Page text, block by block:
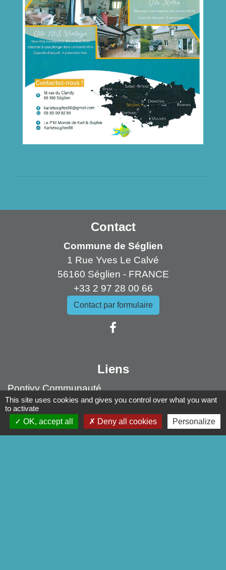
Contact
Commune de Séglien
1 Rue Yves Le Calvé
56160 Séglien - FRANCE
+33 2 97 28 00 66
Contact par formulaire
Liens
Pontivy Communauté
Conseil départemental
Région Bretagne
Préfecture du Morbihan
This site uses cookies and gives you control over what you want
to activate
OK, accept all
Deny all cookies Personalize